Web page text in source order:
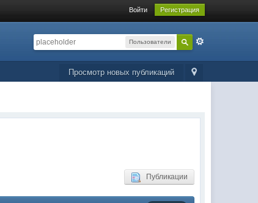
Войти Регистрация
Пользователи
Просмотр новых публикаций
Публикации